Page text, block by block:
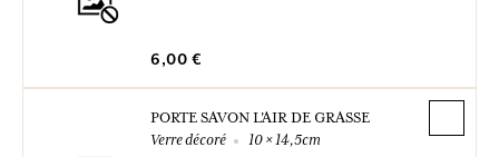
6,00 €
PORTE SAVON L'AIR DE GRASSE
Verre décoré
10 × 14,5cm